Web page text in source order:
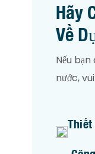
Hãy
Về
Nếu
nước,